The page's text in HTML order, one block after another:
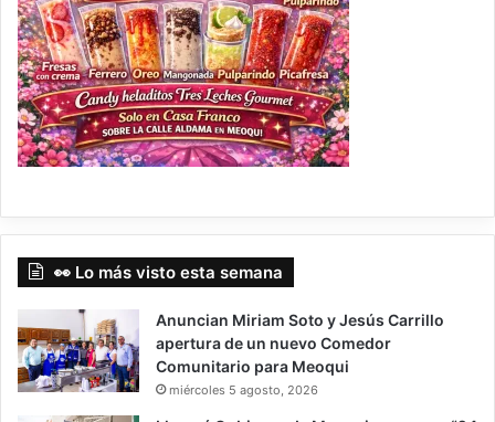
👀 Lo más visto esta semana
Anuncian Miriam Soto y Jesús Carrillo
apertura de un nuevo Comedor
Comunitario para Meoqui
miércoles 5 agosto, 2026